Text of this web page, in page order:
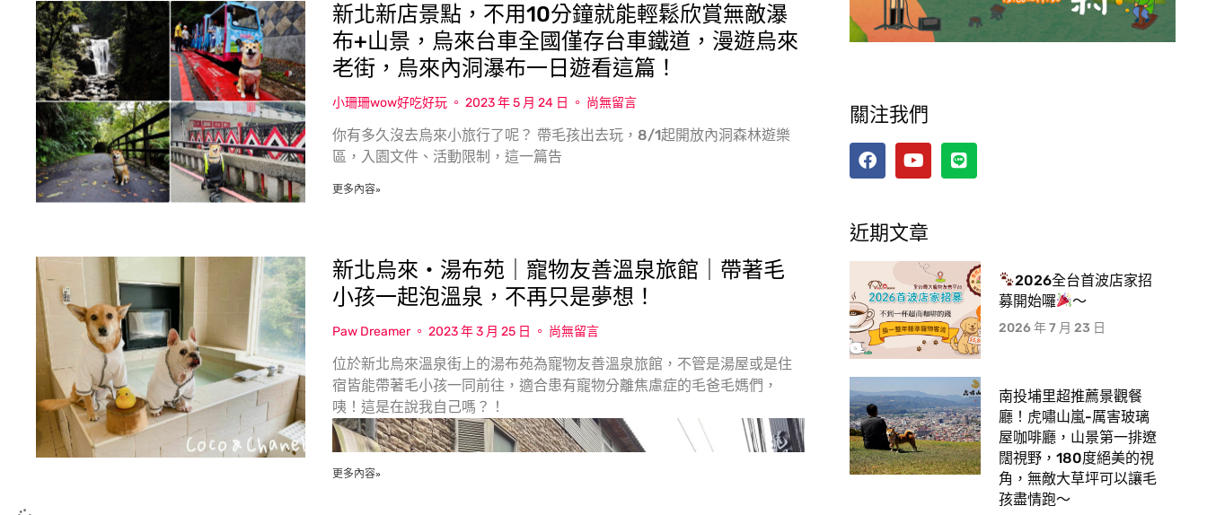
新北新店景點，不用10分鐘就能輕鬆欣賞無敵瀑
布+山景，烏來台車全國僅存台車鐵道，漫遊烏來
老街，烏來內洞瀑布一日遊看這篇！
小珊珊wow好吃好玩 2023 年 5 月 24 日 尚無留言
你有多久沒去烏來小旅行了呢？ 帶毛孩出去玩，8/1起開放內洞森林遊樂
區，入園文件、活動限制，這一篇告
更多內容»
新北烏來‧湯布苑｜寵物友善溫泉旅館｜帶著毛
小孩一起泡溫泉，不再只是夢想！
Paw Dreamer 2023 年 3 月 25 日 尚無留言
位於新北烏來溫泉街上的湯布苑為寵物友善溫泉旅館，不管是湯屋或是住
宿皆能帶著毛小孩一同前往，適合患有寵物分離焦慮症的毛爸毛媽們，
咦！這是在說我自己嗎？！
更多內容»
關注我們
近期文章
2026全台首波店家招
募開始囉
～
2026 年 7 月 23 日
南投埔里超推薦景觀餐
廳！虎嘯山嵐-厲害玻璃
屋咖啡廳，山景第一排遼
闊視野，180度絕美的視
角，無敵大草坪可以讓毛
孩盡情跑〜